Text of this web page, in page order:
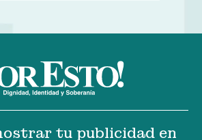
tu publicidad en